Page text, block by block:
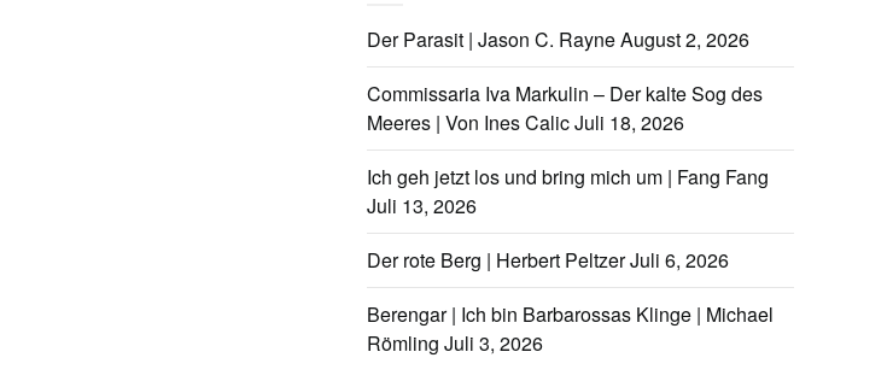
Der Parasit | Jason C. RayneAugust 2, 2026
Commissaria Iva Markulin – Der kalte Sog des
Meeres | Von Ines CalicJuli 18, 2026
Ich geh jetzt los und bring mich um | Fang Fang
Juli 13, 2026
Der rote Berg | Herbert PeltzerJuli 6, 2026
Berengar | Ich bin Barbarossas Klinge | Michael
Römling Juli 3, 2026